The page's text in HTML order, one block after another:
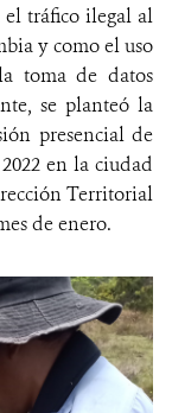
el tráfico ilegal al
y como el uso
toma de datos
se planteó la
presencial de
en la ciudad
Territorial
de enero.